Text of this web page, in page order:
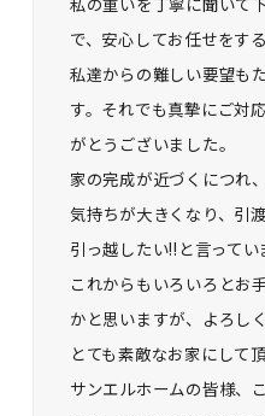
で、安心してお任せをす
私達からの難しい要望も
す。それでも真摯にご対
がとうございました。
家の完成が近づくにつれ
気持ちが大きくなり、引
引っ越したい!!と言ってい
これからもいろいろとお
かと思いますが、よろし
とても素敵なお家にして
サンエルホームの皆様、